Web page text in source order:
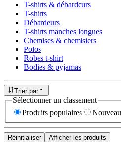
T-shirts & débardeurs
T-shirts
Débardeurs
T-shirts manches longues
Chemises & chemisiers
Polos
Robes t-shirt
Bodies & pyjamas
Trier par
Sélectionner un classement
Produits populaires
Nouveau
Réinitialiser
Afficher les produits